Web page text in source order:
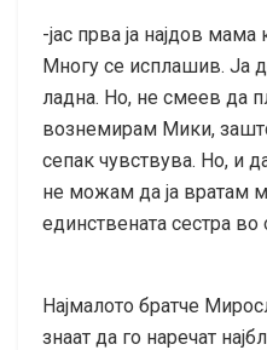
-јас прва ја најдов
Многу се исплашив. Ја
ладна. Но, не смеев да
вознемирам Мики,
сепак чувствува. Но, и
не можам да ја вратам
единствената сестра во
Најмалото братче
знаат да го наречат